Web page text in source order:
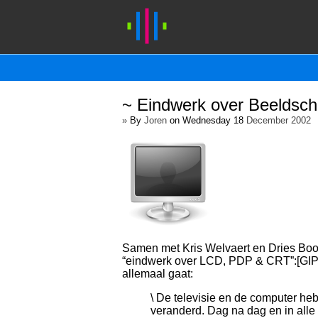
~ Eindwerk over
» By Joren on Wednesday 18 December 2002
Samen met Kris Welvaert en Dries
“eindwerk over LCD, PDP &
allemaal gaat:
\ De televisie en de computer
veranderd. Dag na dag en in